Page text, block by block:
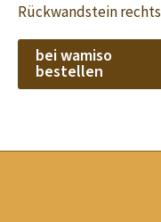
Rückwandstein rechts
bei wamiso
bestellen